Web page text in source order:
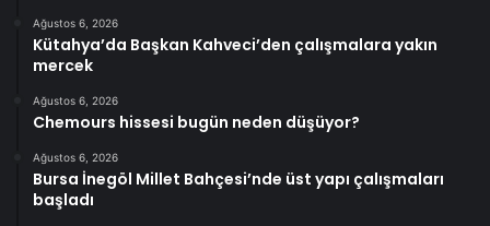
Ağustos 6, 2026
Kütahya’da Başkan Kahveci’den çalışmalara yakın
mercek
Ağustos 6, 2026
Chemours hissesi bugün neden düşüyor?
Ağustos 6, 2026
Bursa İnegöl Millet Bahçesi’nde üst yapı çalışmaları
başladı